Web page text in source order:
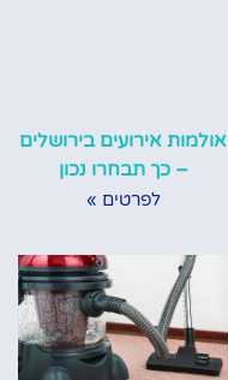
אולמות אירועים בירושלים
– כך תבחרו נכון
לפרטים »